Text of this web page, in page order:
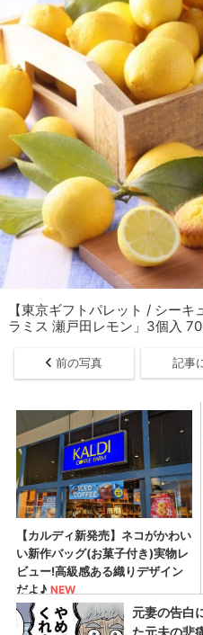
【東京ギフトパレット / シー
ラミス 瀬戸田レモン」3個入
前の写真 記事